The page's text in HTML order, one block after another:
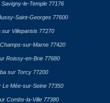
le-Temple 77176
Saint-Georges 77600
Villeparisis 77270
sur-Marne 77420
Roissy-en-Brie 77680
sur Torcy 77200
Le Mée-sur-Seine 77350
Combs-la-Ville 77380